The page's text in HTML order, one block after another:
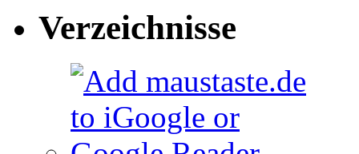
Verzeichnisse